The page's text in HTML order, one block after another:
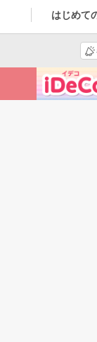
はじめて